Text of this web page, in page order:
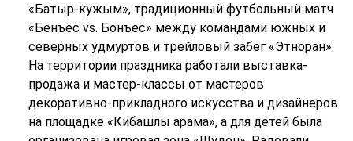
«Батыр-кужым», традиционный футбольный матч
«Бенъёс vs. Бонъёс» между командами южных и
северных удмуртов и трейловый забег «Этноран».
На территории праздника работали выставка-
продажа и мастер-классы от мастеров
декоративно-прикладного искусства и дизайнеров
на площадке «Кибашлы арама», а для детей была